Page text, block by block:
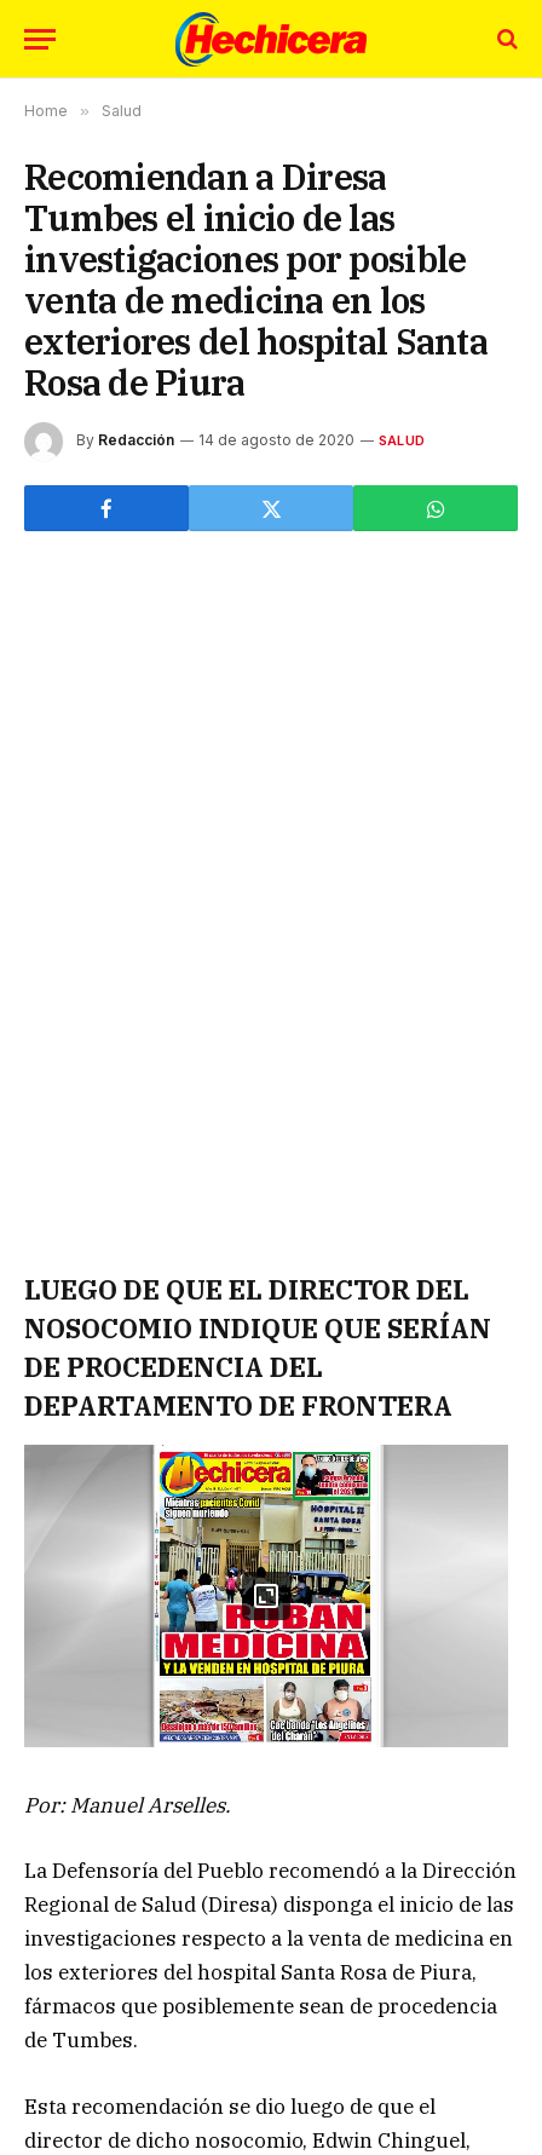
Home » Salud
Recomiendan a Diresa
Tumbes el inicio de las
investigaciones por posible
venta de medicina en los
exteriores del hospital Santa
Rosa de Piura
By Redacción 14 de agosto de 2020 SALUD
LUEGO DE QUE EL DIRECTOR DEL
NOSOCOMIO INDIQUE QUE SERÍAN
DE PROCEDENCIA DEL
DEPARTAMENTO DE FRONTERA
Por: Manuel Arselles.
La Defensoría del Pueblo recomendó a la Dirección
Regional de Salud (Diresa) disponga el inicio de las
investigaciones respecto a la venta de medicina en
los exteriores del hospital Santa Rosa de Piura,
fármacos que posiblemente sean de procedencia
de Tumbes.
Esta recomendación se dio luego de que el
director de dicho nosocomio, Edwin Chinguel,